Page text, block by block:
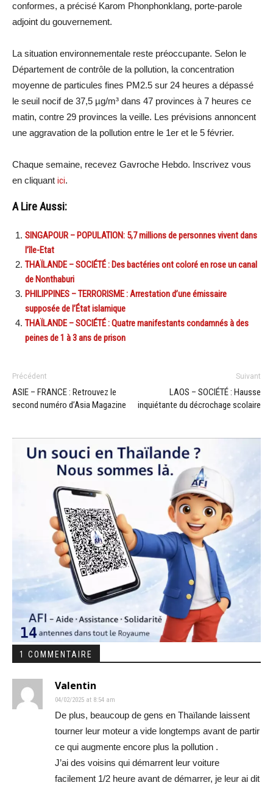
conformes, a précisé Karom Phonphonklang, porte-parole
adjoint du gouvernement.
La situation environnementale reste préoccupante. Selon le
Département de contrôle de la pollution, la concentration
moyenne de particules fines PM2.5 sur 24 heures a dépassé
le seuil nocif de 37,5 µg/m³ dans 47 provinces à 7 heures ce
matin, contre 29 provinces la veille. Les prévisions annoncent
une aggravation de la pollution entre le 1er et le 5 février.
Chaque semaine, recevez Gavroche Hebdo. Inscrivez vous
en cliquant ici.
A Lire Aussi:
SINGAPOUR – POPULATION: 5,7 millions de personnes vivent dans
l’île-Etat
THAÏLANDE – SOCIÉTÉ : Des bactéries ont coloré en rose un canal
de Nonthaburi
PHILIPPINES – TERRORISME : Arrestation d’une émissaire
supposée de l’État islamique
THAÏLANDE – SOCIÉTÉ : Quatre manifestants condamnés à des
peines de 1 à 3 ans de prison
Précédent
ASIE – FRANCE : Retrouvez le
second numéro d’Asia Magazine
Suivant
LAOS – SOCIÉTÉ : Hausse
inquiétante du décrochage scolaire
1 COMMENTAIRE
Valentin
04/02/2025 at 8:54 am
De plus, beaucoup de gens en Thaïlande laissent
tourner leur moteur a vide longtemps avant de partir
ce qui augmente encore plus la pollution .
J’ai des voisins qui démarrent leur voiture
facilement 1/2 heure avant de démarrer, je leur ai dit